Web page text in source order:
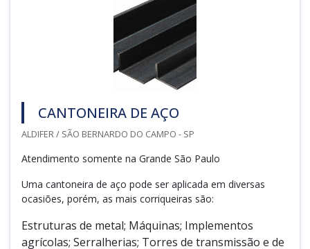
CANTONEIRA DE AÇO
ALDIFER / SÃO BERNARDO DO CAMPO - SP
Atendimento somente na Grande São Paulo
Uma cantoneira de aço pode ser aplicada em diversas
ocasiões, porém, as mais corriqueiras são:
Estruturas de metal; Máquinas; Implementos
agrícolas; Serralherias; Torres de transmissão e de